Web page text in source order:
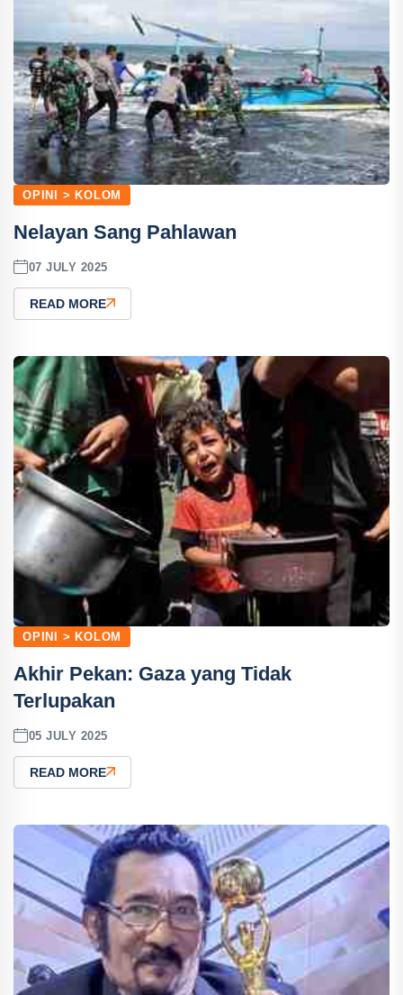
OPINI > KOLOM
Nelayan Sang Pahlawan
07 JULY 2025
READ MORE
OPINI > KOLOM
Akhir Pekan: Gaza yang Tidak
Terlupakan
05 JULY 2025
READ MORE